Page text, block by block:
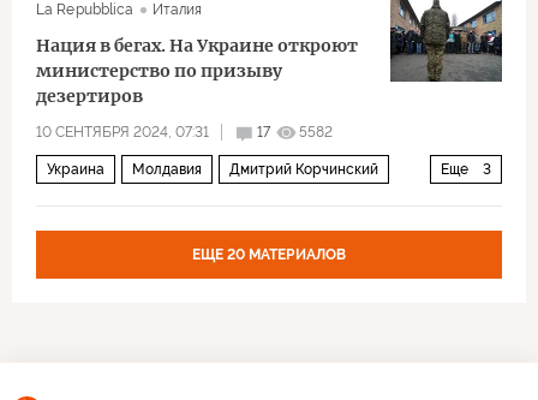
La Repubblica Италия
Нация в бегах. На Украине откроют
министерство по призыву
дезертиров
10 СЕНТЯБРЯ 2024, 07:31 17 5582
Еще 3
Украина Молдавия Дмитрий Корчинский
ЕЩЕ 20 МАТЕРИАЛОВ